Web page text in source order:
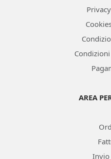
AREA
Invio